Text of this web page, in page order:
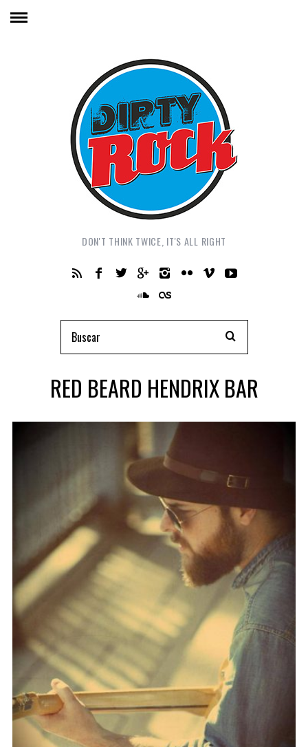
DON'T THINK TWICE, IT'S ALL RIGHT
RED BEARD HENDRIX BAR